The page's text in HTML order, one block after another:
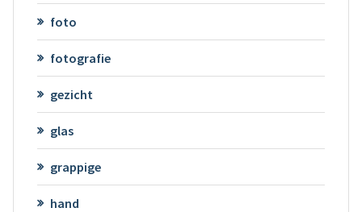
foto
fotografie
gezicht
glas
grappige
hand